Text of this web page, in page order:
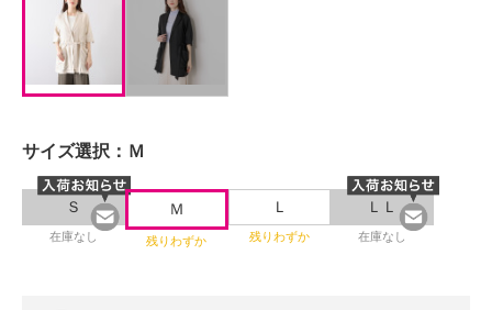
サイズ選択： Ｍ
Ｓ
在庫なし
Ｍ
残りわずか
Ｌ
残りわずか
ＬＬ
在庫なし